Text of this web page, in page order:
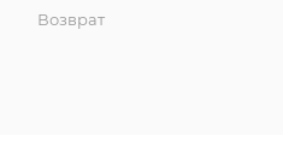
Возврат